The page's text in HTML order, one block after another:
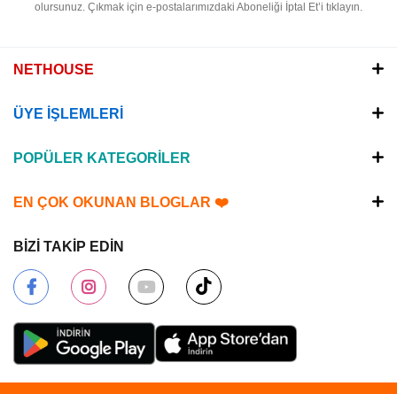
olursunuz. Çıkmak için e-postalarımızdaki Aboneliği İptal Et’i tıklayın.
NETHOUSE
ÜYE İŞLEMLERİ
POPÜLER KATEGORİLER
EN ÇOK OKUNAN BLOGLAR ❤️
BİZİ TAKİP EDİN